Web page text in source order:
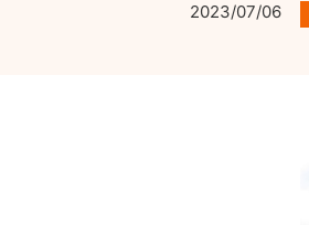
2023/07/06